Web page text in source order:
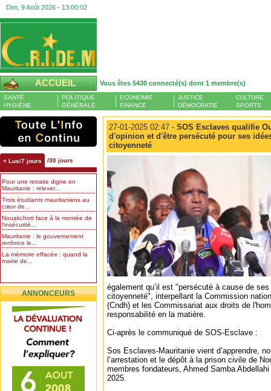
Dim, 9 Août 2026 - 13:00:03
ACCUEIL Vous êtes 5430 connecté(s) dont 1 membre(s)
SANTÉ
HYGIÈNE
POLITIQUE
GÉNÉRALE
ECONOMIE
FINANCE
JUSTICE
DÉMOCRATIE
CULTURE
SPORTS
+ Lus/7 jours /30 jours
Pour une retraite digne en
Mauritanie : relever...
Trois étudiants mauritaniens au
cœur de...
Nouakchott face à la montée de
l’insécurité...
Mauritanie : le gouvernement
renforce le...
La mémoire effacée : quand la
mairie de...
ANNONCEURS
27-01-2025 02:47 - SOS Esclaves qualifie
d'opinion et d'être persécuté pour ses
citoyenneté
également qu’il est "persécuté à cause de
citoyenneté", interpellant la Commission
(Cndh) et les Commissariat aux droits de
responsabilité en la matière.
Ci-après le communiqué de SOS-Esclave :
Sos Esclaves-Mauritanie vient d’apprendre,
l’arrestation et le dépôt à la prison civile de
membres fondateurs, Ahmed Samba
2025.